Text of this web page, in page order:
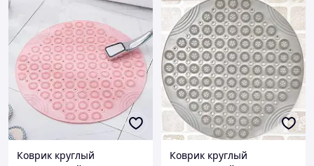
Коврик круглый
Коврик круглый